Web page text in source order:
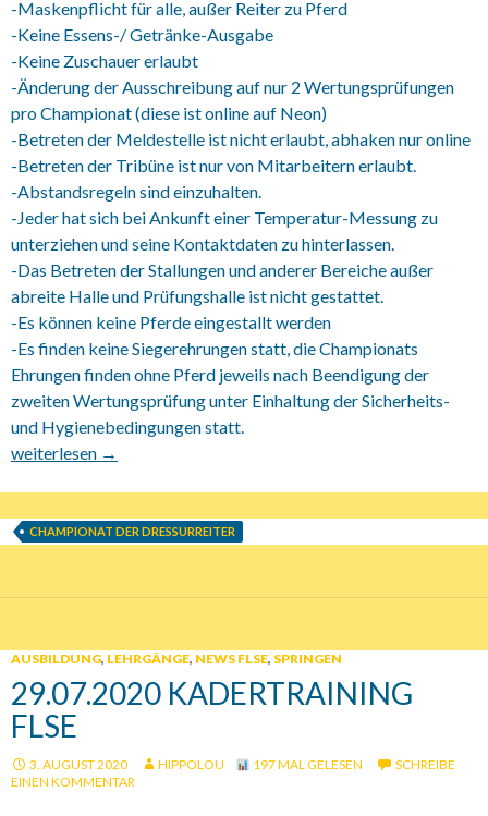
-Maskenpflicht für alle, außer Reiter zu Pferd
-Keine Essens-/ Getränke-Ausgabe
-Keine Zuschauer erlaubt
-Änderung der Ausschreibung auf nur 2 Wertungsprüfungen
pro Championat (diese ist online auf Neon)
-Betreten der Meldestelle ist nicht erlaubt, abhaken nur online
-Betreten der Tribüne ist nur von Mitarbeitern erlaubt.
-Abstandsregeln sind einzuhalten.
-Jeder hat sich bei Ankunft einer Temperatur-Messung zu
unterziehen und seine Kontaktdaten zu hinterlassen.
-Das Betreten der Stallungen und anderer Bereiche außer
abreite Halle und Prüfungshalle ist nicht gestattet.
-Es können keine Pferde eingestallt werden
-Es finden keine Siegerehrungen statt, die Championats
Ehrungen finden ohne Pferd jeweils nach Beendigung der
zweiten Wertungsprüfung unter Einhaltung der Sicherheits-
und Hygienebedingungen statt.
7.11-8.11.2020 Landesmeisterschaft der Dressurreiter 2020
weiterlesen →
CHAMPIONAT DER DRESSURREITER
AUSBILDUNG, LEHRGÄNGE, NEWS FLSE, SPRINGEN
29.07.2020 KADERTRAINING
FLSE
3. AUGUST 2020 HIPPOLOU 197 MAL GELESEN
SCHREIBE
EINEN KOMMENTAR